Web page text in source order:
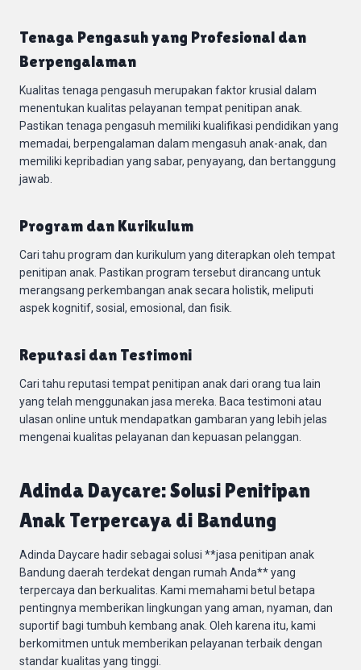
Tenaga Pengasuh yang Profesional dan
Berpengalaman
Kualitas tenaga pengasuh merupakan faktor krusial dalam
menentukan kualitas pelayanan tempat penitipan anak.
Pastikan tenaga pengasuh memiliki kualifikasi pendidikan yang
memadai, berpengalaman dalam mengasuh anak-anak, dan
memiliki kepribadian yang sabar, penyayang, dan bertanggung
jawab.
Program dan Kurikulum
Cari tahu program dan kurikulum yang diterapkan oleh tempat
penitipan anak. Pastikan program tersebut dirancang untuk
merangsang perkembangan anak secara holistik, meliputi
aspek kognitif, sosial, emosional, dan fisik.
Reputasi dan Testimoni
Cari tahu reputasi tempat penitipan anak dari orang tua lain
yang telah menggunakan jasa mereka. Baca testimoni atau
ulasan online untuk mendapatkan gambaran yang lebih jelas
mengenai kualitas pelayanan dan kepuasan pelanggan.
Adinda Daycare: Solusi Penitipan
Anak Terpercaya di Bandung
Adinda Daycare hadir sebagai solusi **jasa penitipan anak
Bandung daerah terdekat dengan rumah Anda** yang
terpercaya dan berkualitas. Kami memahami betul betapa
pentingnya memberikan lingkungan yang aman, nyaman, dan
suportif bagi tumbuh kembang anak. Oleh karena itu, kami
berkomitmen untuk memberikan pelayanan terbaik dengan
standar kualitas yang tinggi.